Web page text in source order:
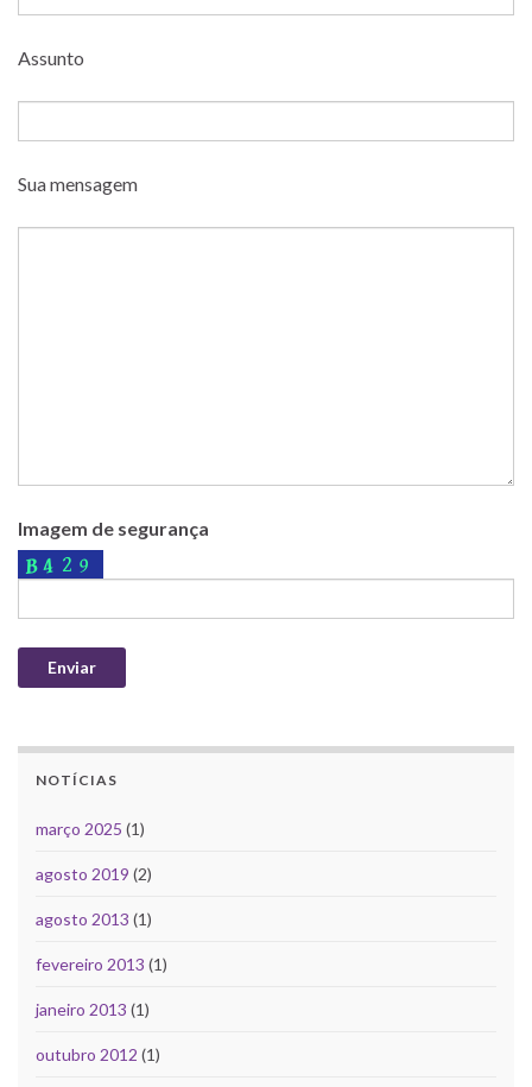
Assunto
Sua mensagem
Imagem de segurança
NOTÍCIAS
março 2025 (1)
agosto 2019 (2)
agosto 2013 (1)
fevereiro 2013 (1)
janeiro 2013 (1)
outubro 2012 (1)